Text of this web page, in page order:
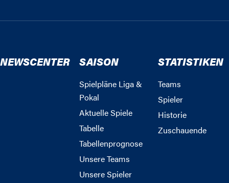
NEWSCENTER SAISON
Spielpläne Liga &
Pokal
Aktuelle Spiele
Tabelle
Tabellenprognose
Unsere Teams
Unsere Spieler
STATISTIKEN
Teams
Spieler
Historie
Zuschauende